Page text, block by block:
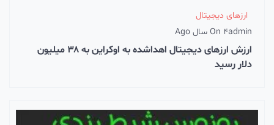
ارزهای دیجیتال
admin
On 4 سال Ago
ارزش ارزهای دیجیتال اهداشده به اوکراین به ۳۸ میلیون
دلار رسید